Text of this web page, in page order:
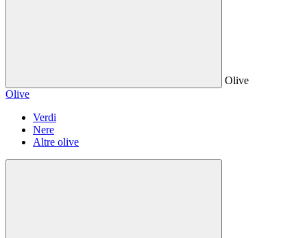
Olive
Olive
Verdi
Nere
Altre olive